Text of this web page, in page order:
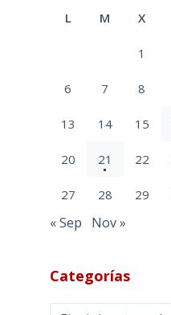
L M X
1
6 7 8
13 14 15
20 21 22
27 28 29
« Sep Nov »
Categorías
Categorías